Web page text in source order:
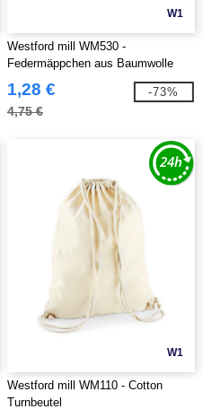
W1
Westford mill WM530 -
Federmäppchen aus Baumwolle
1,28 €
4,75 €
-73%
W1
Westford mill WM110 - Cotton
Turnbeutel